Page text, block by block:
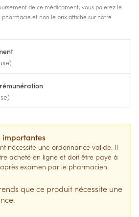
de ce médicament, vous paierez le
et non le prix affiché sur notre
importantes
nécessite une ordonnance valide. Il
acheté en ligne et doit être payé à
examen par le pharmacien.
que ce produit nécessite une